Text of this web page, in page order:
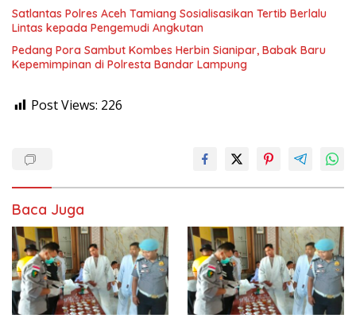
Satlantas Polres Aceh Tamiang Sosialisasikan Tertib Berlalu
Lintas kepada Pengemudi Angkutan
Pedang Pora Sambut Kombes Herbin Sianipar, Babak Baru
Kepemimpinan di Polresta Bandar Lampung
Post Views: 226
Baca Juga